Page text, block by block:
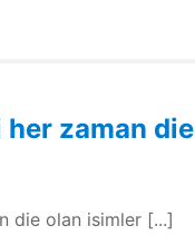
zaman die
die olan isimler [...]